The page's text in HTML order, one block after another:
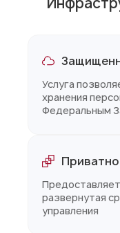
Услуга
хранения
Федеральным
развернутая
управления